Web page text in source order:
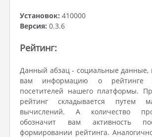
Установок: 410000
Версия: 0.3.6
Рейтинг:
Данный абзац - социальные данные,
вам информацию о рейтинге
посетителей нашего платформы.
рейтинг складывается путем
вычислений. А количество
обозначит вам активность
формировании рейтинга.